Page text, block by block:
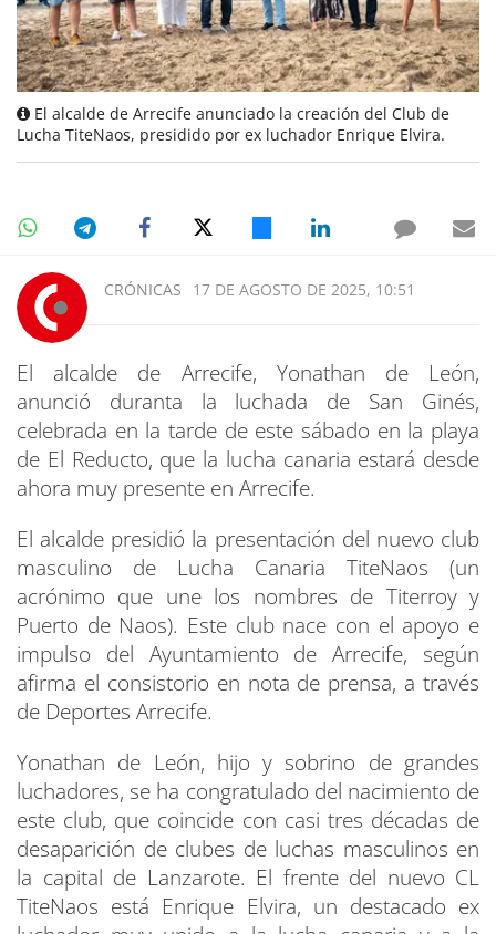
El alcalde de Arrecife anunciado la creación del Club de
Lucha TiteNaos, presidido por ex luchador Enrique Elvira.
CRÓNICAS 17 DE AGOSTO DE 2025, 10:51
El alcalde de Arrecife, Yonathan de León,
anunció duranta la luchada de San Ginés,
celebrada en la tarde de este sábado en la playa
de El Reducto, que la lucha canaria estará desde
ahora muy presente en Arrecife.
El alcalde presidió la presentación del nuevo club
masculino de Lucha Canaria TiteNaos (un
acrónimo que une los nombres de Titerroy y
Puerto de Naos). Este club nace con el apoyo e
impulso del Ayuntamiento de Arrecife, según
afirma el consistorio en nota de prensa, a través
de Deportes Arrecife.
Yonathan de León, hijo y sobrino de grandes
luchadores, se ha congratulado del nacimiento de
este club, que coincide con casi tres décadas de
desaparición de clubes de luchas masculinos en
la capital de Lanzarote. El frente del nuevo CL
TiteNaos está Enrique Elvira, un destacado ex